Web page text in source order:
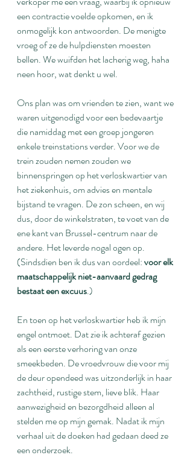
een contractie voelde opkomen, en ik
onmogelijk kon antwoorden. De menigte
vroeg of ze de hulpdiensten moesten
bellen. We wuifden het lacherig weg, haha
neen hoor, wat denkt u wel.
Ons plan was om vrienden te zien, want we
waren uitgenodigd voor een bedevaartje
die namiddag met een groep jongeren
enkele treinstations verder. Voor we de
trein zouden nemen zouden we
binnenspringen op het verloskwartier van
het ziekenhuis, om advies en mentale
bijstand te vragen. De zon scheen, en wij
dus, door de winkelstraten, te voet van de
ene kant van Brussel-centrum naar de
andere. Het leverde nogal ogen op.
(Sindsdien ben ik dus van oordeel: voor elk
maatschappelijk niet-aanvaard gedrag
bestaat een excuus.)
En toen op het verloskwartier heb ik mijn
engel ontmoet. Dat zie ik achteraf gezien
als een eerste verhoring van onze
smeekbeden. De vroedvrouw die voor mij
de deur opendeed was uitzonderlijk in haar
zachtheid, rustige stem, lieve blik. Haar
aanwezigheid en bezorgdheid alleen al
stelden me op mijn gemak. Nadat ik mijn
verhaal uit de doeken had gedaan deed ze
een onderzoek.